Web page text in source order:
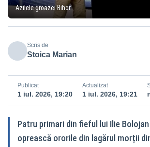
Azilele groazei Bihor
Scris de
Stoica Marian
Publicat
1 iul. 2026, 19:20
Actualizat
1 iul. 2026, 19:21
Patru primari din fieful lui Ilie
oprească ororile din lagărul morții